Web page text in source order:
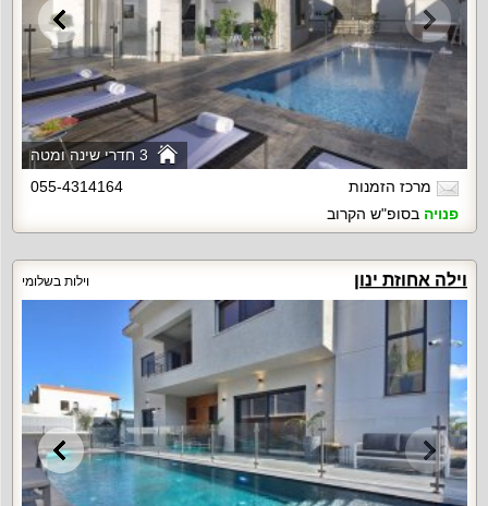
3 חדרי שינה ומטה
מרכז הזמנות
055-4314164
פנויה בסופ"ש הקרוב
וילה אחוזת ינון וילות בשלומי